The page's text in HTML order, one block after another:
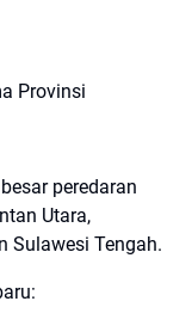
Provinsi
peredaran
Utara,
Sulawesi Tengah.